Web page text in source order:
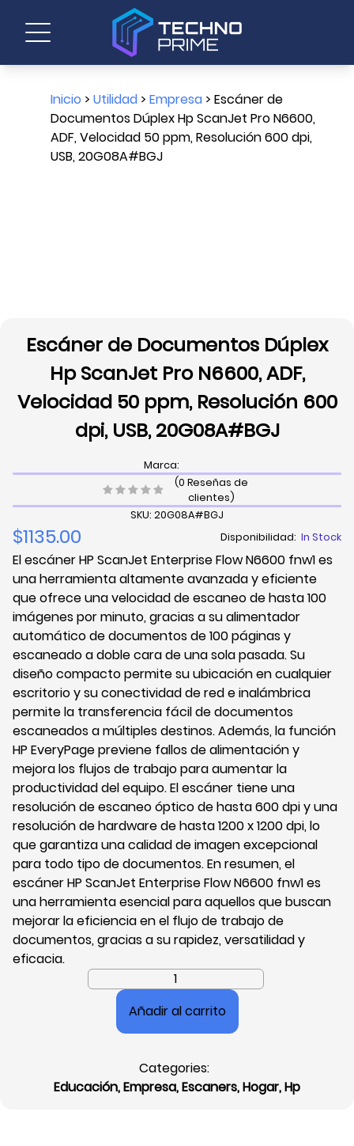
Inicio > Utilidad> Empresa> Escáner de
Documentos Dúplex Hp ScanJet Pro N6600,
ADF, Velocidad 50 ppm, Resolución 600 dpi,
USB, 20G08A#BGJ
Escáner de Documentos Dúplex
Hp ScanJet Pro N6600, ADF,
Velocidad 50 ppm, Resolución 600
dpi, USB, 20G08A#BGJ
Marca:
(0 Reseñas de
clientes)
SKU: 20G08A#BGJ
$1135.00 Disponibilidad: In Stock
El escáner HP ScanJet Enterprise Flow N6600 fnw1 es
una herramienta altamente avanzada y eficiente
que ofrece una velocidad de escaneo de hasta 100
imágenes por minuto, gracias a su alimentador
automático de documentos de 100 páginas y
escaneado a doble cara de una sola pasada. Su
diseño compacto permite su ubicación en cualquier
escritorio y su conectividad de red e inalámbrica
permite la transferencia fácil de documentos
escaneados a múltiples destinos. Además, la función
HP EveryPage previene fallos de alimentación y
mejora los flujos de trabajo para aumentar la
productividad del equipo. El escáner tiene una
resolución de escaneo óptico de hasta 600 dpi y una
resolución de hardware de hasta 1200 x 1200 dpi, lo
que garantiza una calidad de imagen excepcional
para todo tipo de documentos. En resumen, el
escáner HP ScanJet Enterprise Flow N6600 fnw1 es
una herramienta esencial para aquellos que buscan
mejorar la eficiencia en el flujo de trabajo de
documentos, gracias a su rapidez, versatilidad y
eficacia.
Escáner
Documentos
Dúplex
Pro
Añadir al carrito
Categories:
Educación,Empresa,Escaners,Hogar,Hp